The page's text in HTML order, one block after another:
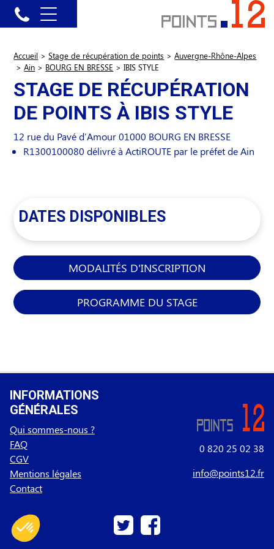
Accueil > Stage de récupération de points > Auvergne-Rhône-Alpes
> Ain > BOURG EN BRESSE > IBIS STYLE
STAGE DE RÉCUPÉRATION
DE POINTS À IBIS STYLE
12 rue du Pavé d'Amour 01000 BOURG EN BRESSE
R1300100080 délivré à ActiROUTE par le préfet de Ain
DATES DISPONIBLES
MODALITÉS D'INSCRIPTION
PROGRAMME DU STAGE
INFORMATIONS
GÉNÉRALES
Qui sommes-nous ?
FAQ
CGV
Mentions légales
Contact
0 820 25 02 38
info@points12.fr